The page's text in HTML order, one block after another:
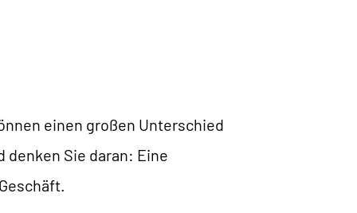
einen großen Unterschied
denken Sie daran: Eine